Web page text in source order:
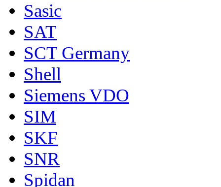
Sasic
SAT
SCT Germany
Shell
Siemens VDO
SIM
SKF
SNR
Spidan